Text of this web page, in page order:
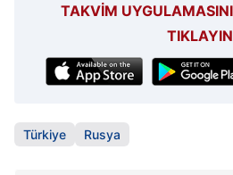
TAKVİM
TIKLAYIN
Türkiye Rusya